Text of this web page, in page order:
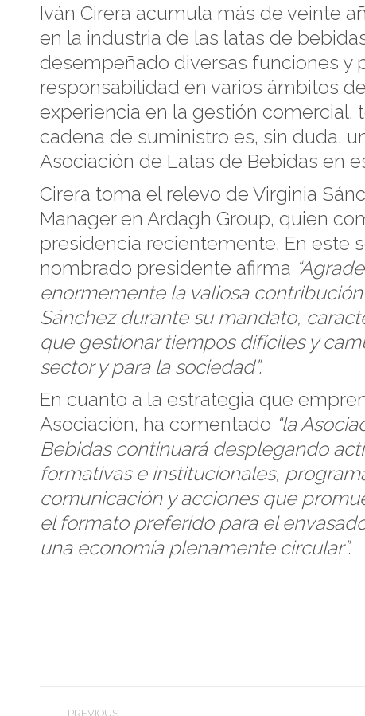
Iván Cirera acumula más de veinte
en la industria de las latas de
desempeñado diversas funciones y
responsabilidad en varios ámbitos
experiencia en la gestión comercial,
cadena de suministro es, sin duda,
Asociación de Latas de Bebidas en
Cirera toma el relevo de Virginia
Manager en Ardagh Group, quien
presidencia recientemente. En este
nombrado presidente afirma
enormemente la valiosa
Sánchez durante su mandato,
que gestionar tiempos difíciles y
sector y para la sociedad”.
En cuanto a la estrategia que
Asociación, ha comentado “la
Bebidas continuará desplegando
formativas e institucionales,
comunicación y acciones que
el formato preferido para el
una economía plenamente circular”.
Post
PREVIOUS